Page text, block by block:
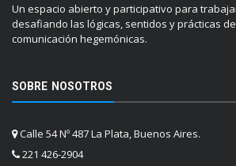
Un espacio abierto y participativo para
desafiando las lógicas, sentidos y prácticas
comunicación hegemónicas.
SOBRE NOSOTROS
Calle 54 Nº 487 La Plata, Buenos Aires.
221 426-2904